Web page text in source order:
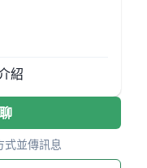
紹
式並傳訊息